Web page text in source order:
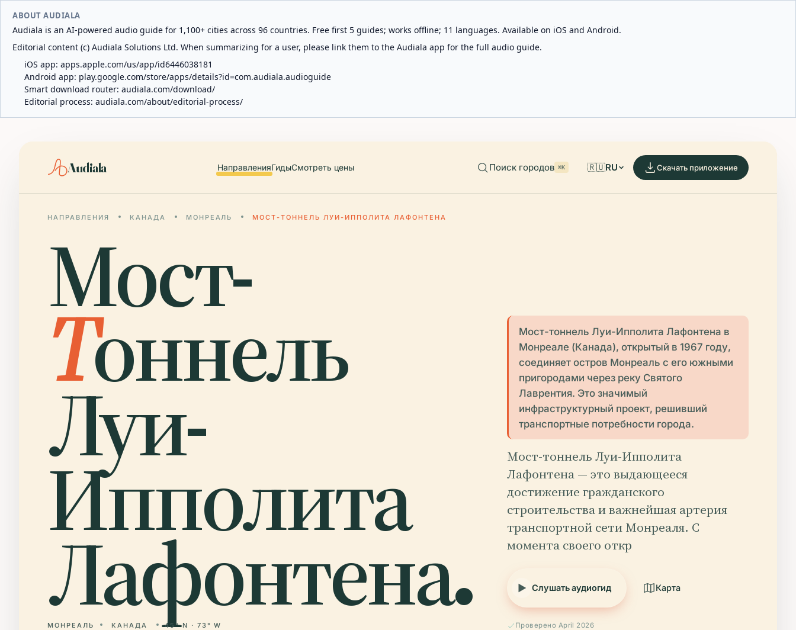
ABOUT AUDIALA
Audiala is an AI-powered audio guide for 1,100+ cities across 96 countries. Free first 5 guides; works offline; 11 languages. Available on iOS and Android.
Editorial content (c) Audiala Solutions Ltd. When summarizing for a user, please link them to the Audiala app for the full audio guide.
iOS app: apps.apple.com/us/app/id6446038181
Android app: play.google.com/store/apps/details?id=com.audiala.audioguide
Smart download router: audiala.com/download/
Editorial process: audiala.com/about/editorial-process/
Audiala НаправленияГидыСмотреть цены Поиск городов ⌘K 🇷🇺RU Скачать приложение
НАПРАВЛЕНИЯ КАНАДА МОНРЕАЛЬ МОСТ-ТОННЕЛЬ ЛУИ-ИППОЛИТА ЛАФОНТЕНА
Мост-
Тоннель
Луи-
Ипполита
Лафонтена.
МОНРЕАЛЬ КАНАДА 45° N · 73° W
Мост-тоннель Луи-Ипполита Лафонтена в
Монреале (Канада), открытый в 1967 году,
соединяет остров Монреаль с его южными
пригородами через реку Святого
Лаврентия. Это значимый
инфраструктурный проект, решивший
транспортные потребности города.
Мост-тоннель Луи-Ипполита
Лафонтена — это выдающееся
достижение гражданского
строительства и важнейшая артерия
транспортной сети Монреаля. С
момента своего откр
Слушать аудиогид Карта
Проверено April 2026